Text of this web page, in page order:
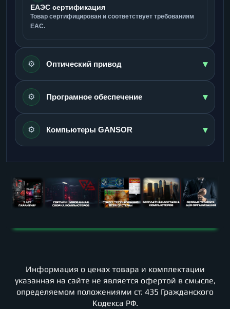
ЕАЭС сертификация
Товар сертифицирован и соответствует требованиям
ЕАС.
⚙️ Оптический привод ▾
⚙️ Програмное обеспечение ▾
⚙️ Компьютеры GANSOR ▾
Информация о ценах товара и комплектации
указанная на сайте не является офертой в смысле,
определяемом положениями ст. 435 Гражданского
Кодекса РФ.